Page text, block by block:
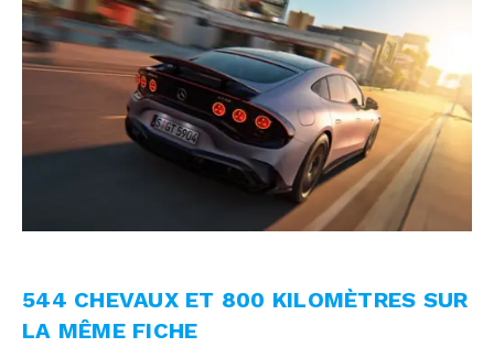
544 CHEVAUX ET 800 KILOMÈTRES SUR
LA MÊME FICHE